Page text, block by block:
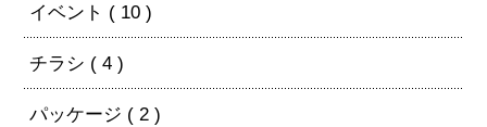
イベント ( 10 )
チラシ ( 4 )
パッケージ ( 2 )